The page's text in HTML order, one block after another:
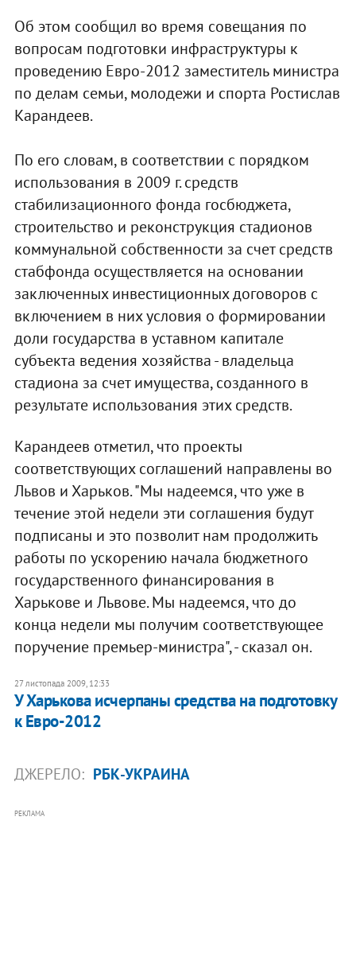
Об этом сообщил во время совещания по
вопросам подготовки инфраструктуры к
проведению Евро-2012 заместитель министра
по делам семьи, молодежи и спорта Ростислав
Карандеев.
По его словам, в соответствии с порядком
использования в 2009 г. средств
стабилизационного фонда госбюджета,
строительство и реконструкция стадионов
коммунальной собственности за счет средств
стабфонда осуществляется на основании
заключенных инвестиционных договоров с
включением в них условия о формировании
доли государства в уставном капитале
субъекта ведения хозяйства - владельца
стадиона за счет имущества, созданного в
результате использования этих средств.
Карандеев отметил, что проекты
соответствующих соглашений направлены во
Львов и Харьков. "Мы надеемся, что уже в
течение этой недели эти соглашения будут
подписаны и это позволит нам продолжить
работы по ускорению начала бюджетного
государственного финансирования в
Харькове и Львове. Мы надеемся, что до
конца недели мы получим соответствующее
поручение премьер-министра", - сказал он.
27 листопада 2009, 12:33
У Харькова исчерпаны средства на подготовку
к Евро-2012
ДЖЕРЕЛО: РБК-УКРАИНА
РЕКЛАМА